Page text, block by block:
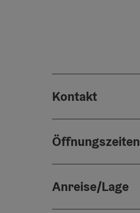
Kontakt
Öffnungszeiten
Anreise/Lage